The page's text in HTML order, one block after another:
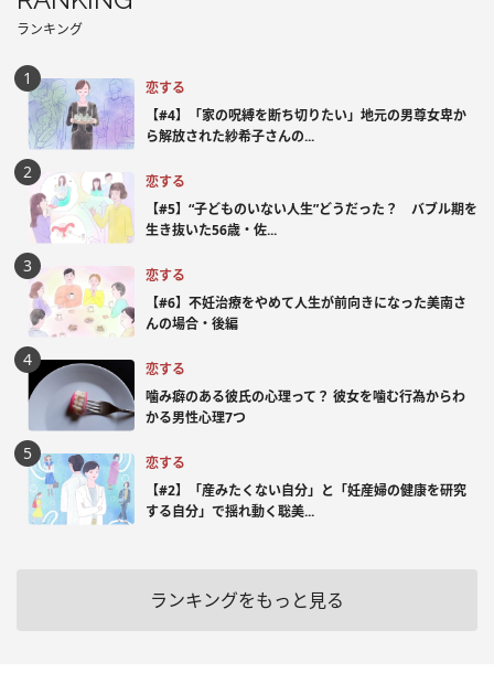
ランキング
恋する
【#4】「家の呪縛を断ち切りたい」地元の男尊女卑か
ら解放された紗希子さんの...
恋する
【#5】“子どものいない人生”どうだった？ バブル期を
生き抜いた56歳・佐...
恋する
【#6】不妊治療をやめて人生が前向きになった美南さ
んの場合・後編
恋する
噛み癖のある彼氏の心理って？ 彼女を噛む行為からわ
かる男性心理7つ
恋する
【#2】「産みたくない自分」と「妊産婦の健康を研究
する自分」で揺れ動く聡美...
ランキングをもっと見る